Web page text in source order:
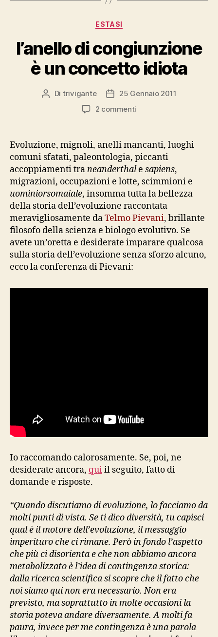
Categorie
ESTASI
l’anello di congiunzione
è un concetto idiota
Autore
Di trivigante
Data
dell'articolo
25 Gennaio 2011
2 commenti
congiunzione
un
concetto
idiota
Evoluzione, mignoli, anelli mancanti, luoghi
comuni sfatati, paleontologia, piccanti
accoppiamenti traneanderthale sapiens,
migrazioni, occupazioni e lotte, scimmioni e
uominiorsomaiale, insomma tutta la bellezza
della storia dell’evoluzione raccontata
meravigliosamente daTelmo Pievani, brillante
filosofo della scienza e biologo evolutivo. Se
avete un’oretta e desiderate imparare qualcosa
sulla storia dell’evoluzione senza sforzo alcuno,
ecco la conferenza di Pievani:
Io raccomando calorosamente. Se, poi, ne
desiderate ancora, quiil seguito, fatto di
domande e risposte.
“Quando discutiamo di evoluzione, lo facciamo da
molti punti di vista. Se ti dico diversità, tu capisci
qual è il motore dell’evoluzione, il messaggio
imperituro che ci rimane. Però in fondo l’aspetto
che più ci disorienta e che non abbiamo ancora
metabolizzato è l’idea di contingenza storica:
dalla ricerca scientifica si scopre che il fatto che
noi siamo qui non era necessario. Non era
previsto, ma soprattutto in molte occasioni la
storia poteva andare diversamente. A molti fa
paura, invece per me contingenza è una parola